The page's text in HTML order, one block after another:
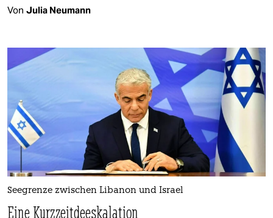
Von Julia Neumann
Seegrenze zwischen Libanon und Israel
Eine Kurzzeitdeeskalation